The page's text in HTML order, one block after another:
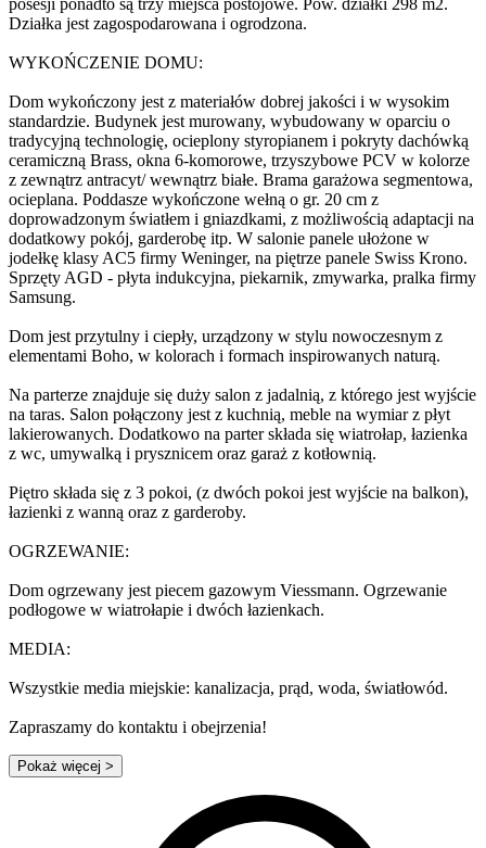
Działka jest zagospodarowana i ogrodzona.
WYKOŃCZENIE DOMU:
Dom wykończony jest z materiałów dobrej jakości i w wysokim
standardzie. Budynek jest murowany, wybudowany w oparciu o
tradycyjną technologię, ocieplony styropianem i pokryty dachówką
ceramiczną Brass, okna 6-komorowe, trzyszybowe PCV w kolorze
z zewnątrz antracyt/ wewnątrz białe. Brama garażowa segmentowa,
ocieplana. Poddasze wykończone wełną o gr. 20 cm z
doprowadzonym światłem i gniazdkami, z możliwością adaptacji na
dodatkowy pokój, garderobę itp. W salonie panele ułożone w
jodełkę klasy AC5 firmy Weninger, na piętrze panele Swiss Krono.
Sprzęty AGD - płyta indukcyjna, piekarnik, zmywarka, pralka firmy
Samsung.
Dom jest przytulny i ciepły, urządzony w stylu nowoczesnym z
elementami Boho, w kolorach i formach inspirowanych naturą.
Na parterze znajduje się duży salon z jadalnią, z którego jest wyjście
na taras. Salon połączony jest z kuchnią, meble na wymiar z płyt
lakierowanych. Dodatkowo na parter składa się wiatrołap, łazienka
z wc, umywalką i prysznicem oraz garaż z kotłownią.
Piętro składa się z 3 pokoi, (z dwóch pokoi jest wyjście na balkon),
łazienki z wanną oraz z garderoby.
OGRZEWANIE:
Dom ogrzewany jest piecem gazowym Viessmann. Ogrzewanie
podłogowe w wiatrołapie i dwóch łazienkach.
MEDIA:
Wszystkie media miejskie: kanalizacja, prąd, woda, światłowód.
Zapraszamy do kontaktu i obejrzenia!
Pokaż więcej >